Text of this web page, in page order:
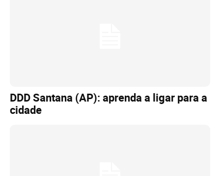
DDD Santana (AP): aprenda a ligar para a
cidade